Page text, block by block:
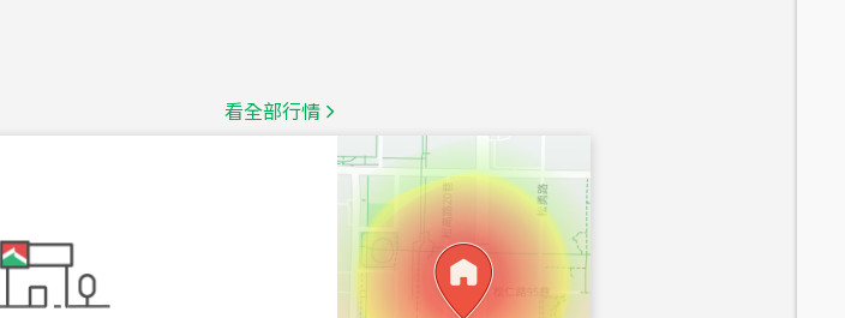
看全部行情
台北市中山區長春路
1,020萬
總價
490萬